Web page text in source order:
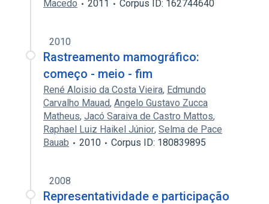
Macedo
2011 Corpus ID: 162744640
2010
Rastreamento mamográfico:
começo - meio - fim
René Aloisio da Costa Vieira, Edmundo
Carvalho Mauad, Angelo Gustavo Zucca
Matheus, Jacó Saraiva de Castro Mattos,
Raphael Luiz Haikel Júnior, Selma de Pace
Bauab
2010 Corpus ID: 180839895
2008
Representatividade e participação